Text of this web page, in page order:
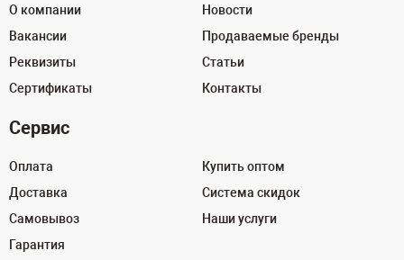
О компании
Вакансии
Реквизиты
Сертификаты
Новости
Продаваемые бренды
Статьи
Контакты
Сервис
Оплата
Доставка
Самовывоз
Гарантия
Купить оптом
Система скидок
Наши услуги